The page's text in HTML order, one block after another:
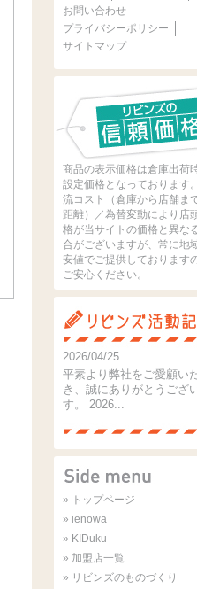
お問い合わせ
プライバシーポリシー
サイトマップ
商品の表示価格は倉庫出荷
設定価格となっております
流コスト（倉庫から店舗ま
距離）／為替変動により店
格が当サイトの価格と異な
合がございますが、常に地
安値でご提供しております
ご安心ください。
2026/04/25
平素より弊社をご愛顧い
き、誠にありがとうござ
す。 2026...
» トップページ
» ienowa
» KIDuku
» 加盟店一覧
» リビンズのものづくり